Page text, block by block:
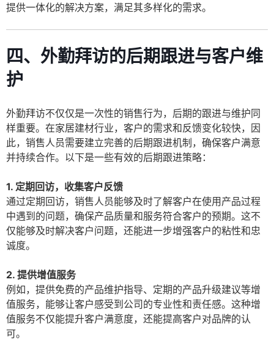
提供一体化的解决方案，满足其多样化的需求。
四、外勤拜访的后期跟进与客户维
护
外勤拜访不仅仅是一次性的销售行为，后期的跟进与维护同
样重要。在家居建材行业，客户的需求和反馈变化较快，因
此，销售人员需要建立完善的后期跟进机制，确保客户满意
并持续合作。以下是一些有效的后期跟进策略：
1. 定期回访，收集客户反馈
通过定期回访，销售人员能够及时了解客户在使用产品过程
中遇到的问题，确保产品质量和服务符合客户的预期。这不
仅能够及时解决客户问题，还能进一步增强客户的粘性和忠
诚度。
2. 提供增值服务
例如，提供免费的产品维护指导、定期的产品升级建议等增
值服务，能够让客户感受到公司的专业性和责任感。这种增
值服务不仅能提升客户满意度，还能提高客户对品牌的认
可。